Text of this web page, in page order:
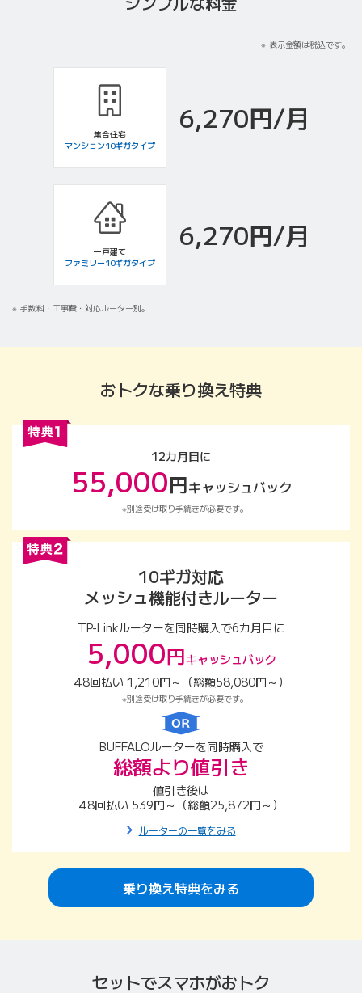
表示金額は税込です。
集合住宅
マンション10ギガタイプ
6,270円/月
一戸建て
ファミリー10ギガタイプ
6,270円/月
手数料・工事費・対応ルーター別。
10ギガ（2年）
おトクな乗り換え特典
12カ月目に
55,000円キャッシュバック
別途受け取り手続きが必要です。
10ギガ対応
メッシュ機能付きルーター
TP-Linkルーターを同時購入で6カ月目に
5,000円キャッシュバック
48回払い 1,210円～（総額58,080円～）
別途受け取り手続きが必要です。
BUFFALOルーターを同時購入で
総額より値引き
値引き後は
48回払い 539円～（総額25,872円～）
ルーターの一覧をみる
乗り換え特典をみる
セットでスマホがおトク